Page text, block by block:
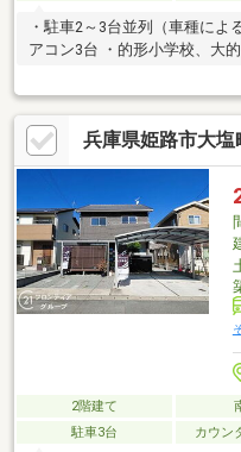
・駐車2～3台並列（車種によ
アコン3台 ・的形小学校、大
兵庫県姫路市大
2階建て
駐車3台
カウン